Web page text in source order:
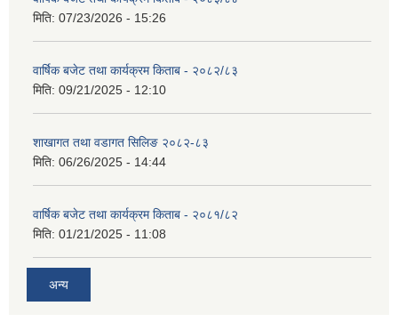
मिति: 07/23/2026 - 15:26
वार्षिक बजेट तथा कार्यक्रम किताब - २०८२/८३
मिति: 09/21/2025 - 12:10
शाखागत तथा वडागत सिलिङ २०८२-८३
मिति: 06/26/2025 - 14:44
वार्षिक बजेट तथा कार्यक्रम किताब - २०८१/८२
मिति: 01/21/2025 - 11:08
अन्य